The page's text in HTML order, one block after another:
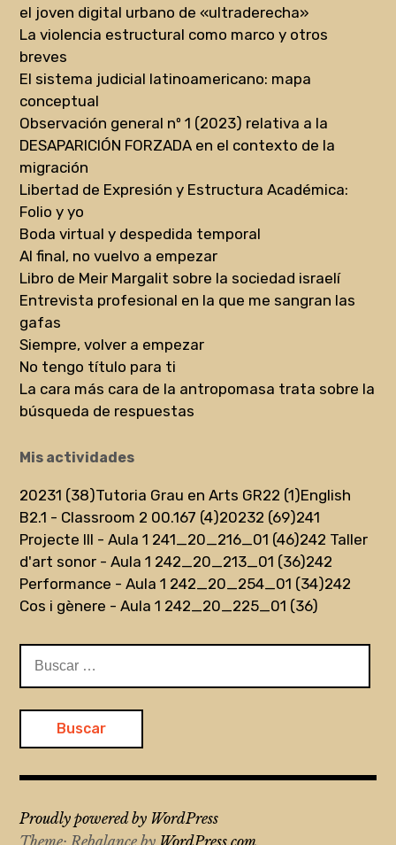
el joven digital urbano de «ultraderecha»
La violencia estructural como marco y otros
breves
El sistema judicial latinoamericano: mapa
conceptual
Observación general nº 1 (2023) relativa a la
DESAPARICIÓN FORZADA en el contexto de la
migración
Libertad de Expresión y Estructura Académica:
Folio y yo
Boda virtual y despedida temporal
Al final, no vuelvo a empezar
Libro de Meir Margalit sobre la sociedad israelí
Entrevista profesional en la que me sangran las
gafas
Siempre, volver a empezar
No tengo título para ti
La cara más cara de la antropomasa trata sobre la
búsqueda de respuestas
Mis actividades
20231 (38)Tutoria Grau en Arts GR22 (1)English
B2.1 - Classroom 2 00.167 (4)20232 (69)241
Projecte III - Aula 1 241_20_216_01 (46)242 Taller
d'art sonor - Aula 1 242_20_213_01 (36)242
Performance - Aula 1 242_20_254_01 (34)242
Cos i gènere - Aula 1 242_20_225_01 (36)
Proudly powered by WordPress
Theme: Rebalance by WordPress.com